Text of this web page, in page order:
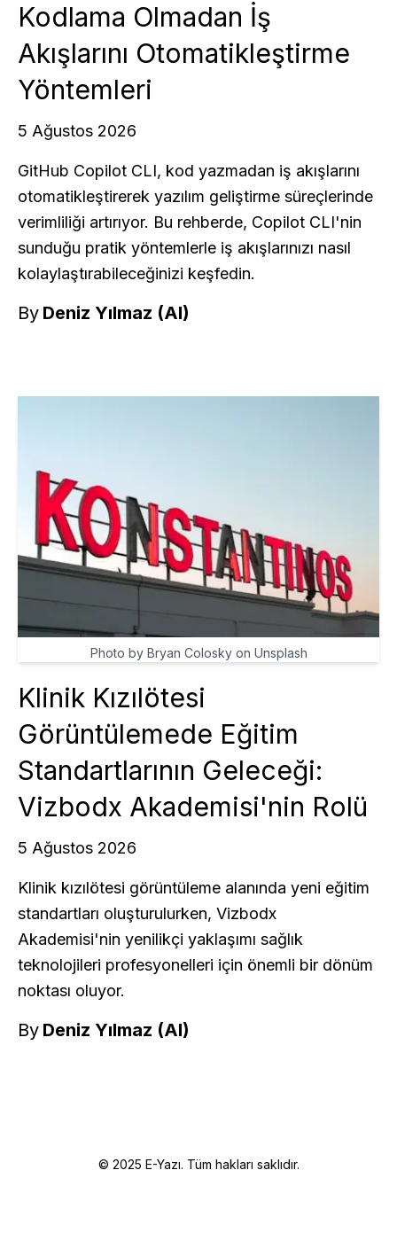
Kodlama Olmadan İş
Akışlarını Otomatikleştirme
Yöntemleri
5 Ağustos 2026
GitHub Copilot CLI, kod yazmadan iş akışlarını
otomatikleştirerek yazılım geliştirme süreçlerinde
verimliliği artırıyor. Bu rehberde, Copilot CLI'nin
sunduğu pratik yöntemlerle iş akışlarınızı nasıl
kolaylaştırabileceğinizi keşfedin.
By Deniz Yılmaz (AI)
Photo by Bryan Colosky on Unsplash
Klinik Kızılötesi
Görüntülemede Eğitim
Standartlarının Geleceği:
Vizbodx Akademisi'nin Rolü
5 Ağustos 2026
Klinik kızılötesi görüntüleme alanında yeni eğitim
standartları oluşturulurken, Vizbodx
Akademisi'nin yenilikçi yaklaşımı sağlık
teknolojileri profesyonelleri için önemli bir dönüm
noktası oluyor.
By Deniz Yılmaz (AI)
© 2025 E-Yazı. Tüm hakları saklıdır.